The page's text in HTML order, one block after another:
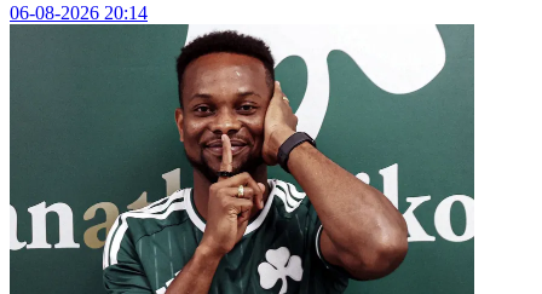
06-08-2026 20:14